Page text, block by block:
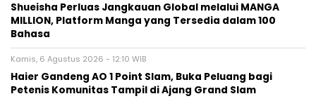
Shueisha Perluas Jangkauan Global melalui MANGA
MILLION, Platform Manga yang Tersedia dalam 100
Bahasa
Kamis, 6 Agustus 2026 - 12:10 WIB
Haier Gandeng AO 1 Point Slam, Buka Peluang bagi
Petenis Komunitas Tampil di Ajang Grand Slam